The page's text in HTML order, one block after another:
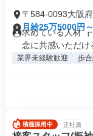
〒584-0093大阪
月給25万5000円
求めている人
念に共感いただけ
業界未経験歓迎 歩
正社員